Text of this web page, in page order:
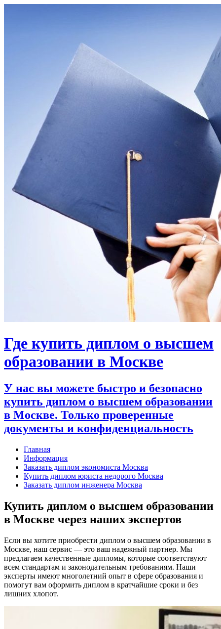
Где купить диплом о высшем
образовании в Москве
У нас вы можете быстро и безопасно
купить диплом о высшем образовании
в Москве. Только проверенные
документы и конфиденциальность
Главная
Информация
Заказать диплом экономиста Москва
Купить диплом юриста недорого Москва
Заказать диплом инженера Москва
Купить диплом о высшем образовании
в Москве через наших экспертов
Если вы хотите приобрести диплом о высшем образовании в
Москве, наш сервис — это ваш надежный партнер. Мы
предлагаем качественные дипломы, которые соответствуют
всем стандартам и законодательным требованиям. Наши
эксперты имеют многолетний опыт в сфере образования и
помогут вам оформить диплом в кратчайшие сроки и без
лишних хлопот.